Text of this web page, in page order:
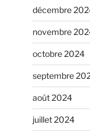
décembre
novembre
octobre 2024
septembre
août 2024
juillet 2024